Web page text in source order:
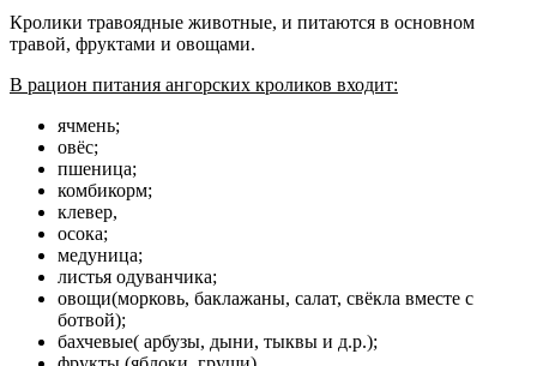
Кролики травоядные животные, и питаются в основном
травой, фруктами и овощами.
В рацион питания ангорских кроликов входит:
ячмень;
овёс;
пшеница;
комбикорм;
клевер,
осока;
медуница;
листья одуванчика;
овощи(морковь, баклажаны, салат, свёкла вместе с
ботвой);
бахчевые( арбузы, дыни, тыквы и д.р.);